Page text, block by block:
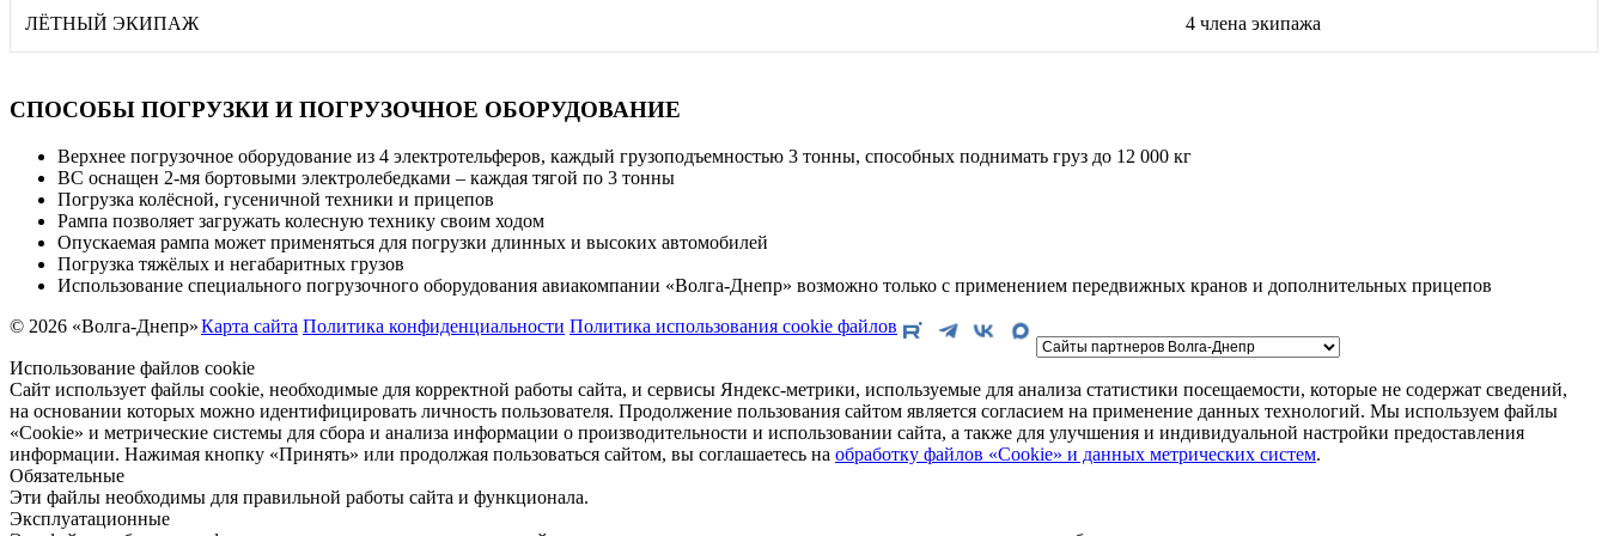
ЛЁТНЫЙ ЭКИПАЖ 4 члена экипажа
СПОСОБЫ ПОГРУЗКИ И ПОГРУЗОЧНОЕ ОБОРУДОВАНИЕ
Верхнее погрузочное оборудование из 4 электротельферов, каждый грузоподъемностью 3 тонны, способных поднимать груз до 12 000 кг
ВС оснащен 2-мя бортовыми электролебедками – каждая тягой по 3 тонны
Погрузка колёсной, гусеничной техники и прицепов
Рампа позволяет загружать колесную технику своим ходом
Опускаемая рампа может применяться для погрузки длинных и высоких автомобилей
Погрузка тяжёлых и негабаритных грузов
Использование специального погрузочного оборудования авиакомпании «Волга-Днепр» возможно только с применением передвижных кранов и дополнительных прицепов
© 2026 «Волга-Днепр»Карта сайта Политика конфиденциальности Политика использования cookie файлов
Использование файлов cookie
Сайт использует файлы cookie, необходимые для корректной работы сайта, и сервисы Яндекс-метрики, используемые для анализа статистики посещаемости, которые не содержат сведений,
на основании которых можно идентифицировать личность пользователя. Продолжение пользования сайтом является согласием на применение данных технологий. Мы используем файлы
«Cookie» и метрические системы для сбора и анализа информации о производительности и использовании сайта, а также для улучшения и индивидуальной настройки предоставления
информации. Нажимая кнопку «Принять» или продолжая пользоваться сайтом, вы соглашаетесь на обработку файлов «Cookie» и данных метрических систем.
Обязательные
Эти файлы необходимы для правильной работы сайта и функционала.
Эксплуатационные